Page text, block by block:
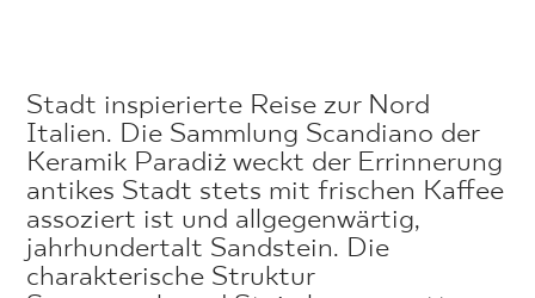
Stadt inspierierte Reise zur Nord
Italien. Die Sammlung Scandiano der
Keramik Paradiż weckt der Errinnerung
antikes Stadt stets mit frischen Kaffee
assoziert ist und allgegenwärtig,
jahrhundertalt Sandstein. Die
charakterische Struktur